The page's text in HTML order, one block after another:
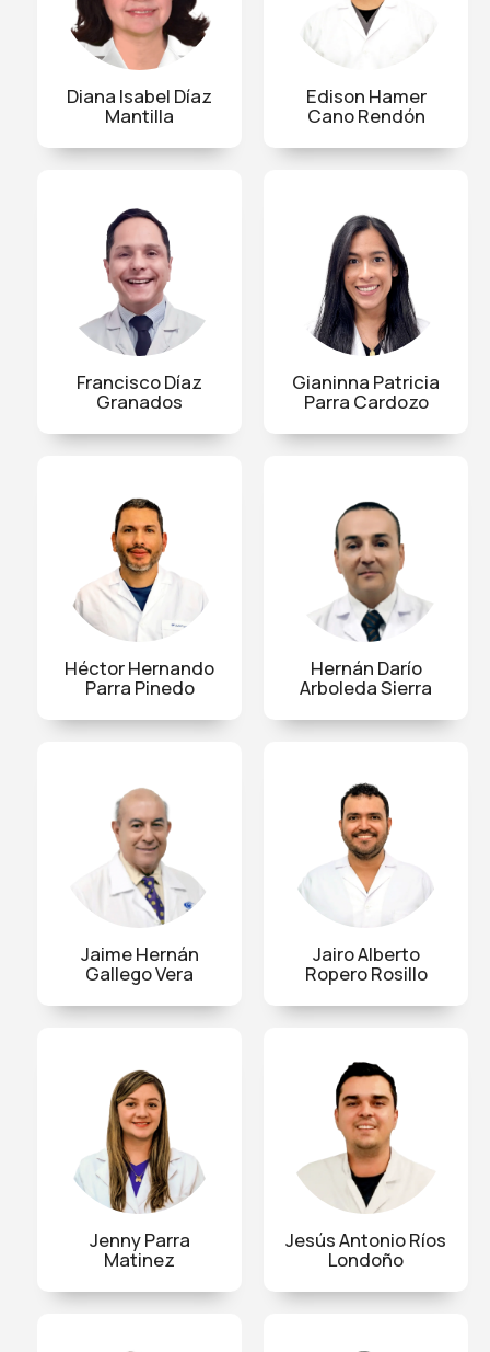
Diana Isabel Díaz
Mantilla
Edison Hamer
Cano Rendón
Francisco Díaz
Granados
Gianinna Patricia
Parra Cardozo
Héctor Hernando
Parra Pinedo
Hernán Darío
Arboleda Sierra
Jaime Hernán
Gallego Vera
Jairo Alberto
Ropero Rosillo
Jenny Parra
Matinez
Jesús Antonio Ríos
Londoño